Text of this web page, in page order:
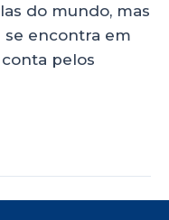
do mundo, mas
se encontra em
pelos